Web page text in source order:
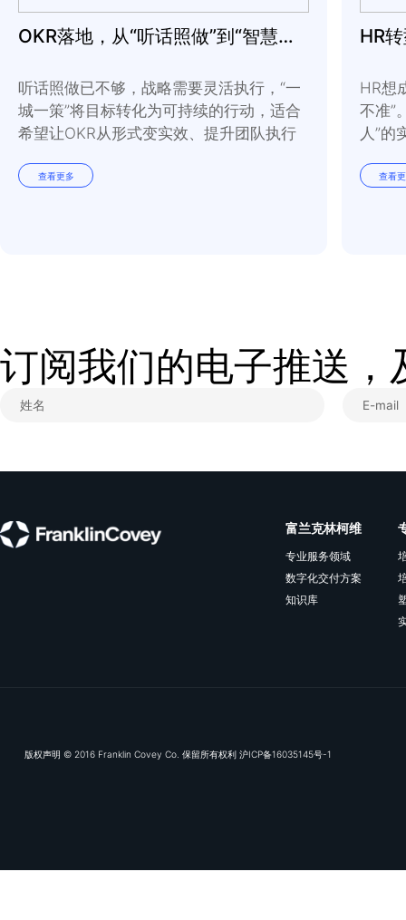
❷
如果你不确定该
人际关系中，哪一个
❸ 你想和这个人讨
最后的话
高效的领导风格就像
彼此信任，不断发展
相关资源